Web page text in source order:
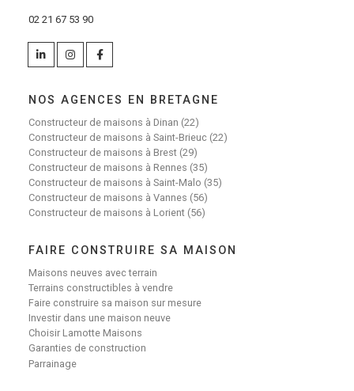
02 21 67 53 90
NOS AGENCES EN BRETAGNE
Constructeur de maisons à Dinan (22)
Constructeur de maisons à Saint-Brieuc (22)
Constructeur de maisons à Brest (29)
Constructeur de maisons à Rennes (35)
Constructeur de maisons à Saint-Malo (35)
Constructeur de maisons à Vannes (56)
Constructeur de maisons à Lorient (56)
FAIRE CONSTRUIRE SA MAISON
Maisons neuves avec terrain
Terrains constructibles à vendre
Faire construire sa maison sur mesure
Investir dans une maison neuve
Choisir Lamotte Maisons
Garanties de construction
Parrainage